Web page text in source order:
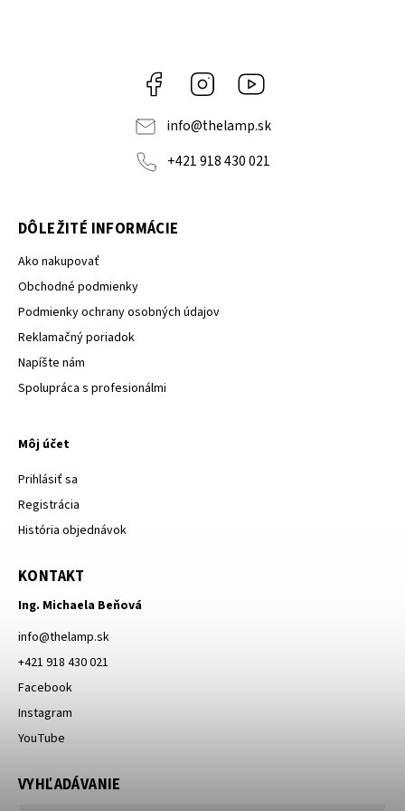
Facebook Instagram
info@thelamp.sk
+421 918 430 021
DÔLEŽITÉ INFORMÁCIE
Ako nakupovať
Obchodné podmienky
Podmienky ochrany osobných údajov
Reklamačný poriadok
Napíšte nám
Spolupráca s profesionálmi
Môj účet
Prihlásiť sa
Registrácia
História objednávok
KONTAKT
Ing. Michaela Beňová
info@thelamp.sk
+421 918 430 021
Facebook
Instagram
YouTube
VYHĽADÁVANIE